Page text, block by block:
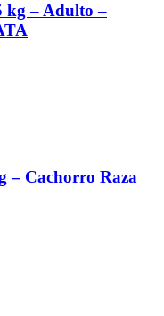
kg – Adulto –
– Cachorro Raza